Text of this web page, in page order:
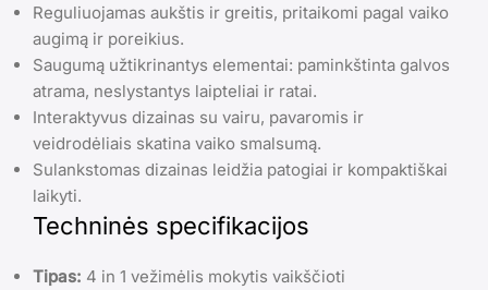
Reguliuojamas aukštis ir greitis, pritaikomi pagal vaiko
augimą ir poreikius.
Saugumą užtikrinantys elementai: paminkštinta galvos
atrama, neslystantys laipteliai ir ratai.
Interaktyvus dizainas su vairu, pavaromis ir
veidrodėliais skatina vaiko smalsumą.
Sulankstomas dizainas leidžia patogiai ir kompaktiškai
laikyti.
Techninės specifikacijos
Tipas: 4 in 1 vežimėlis mokytis vaikščioti